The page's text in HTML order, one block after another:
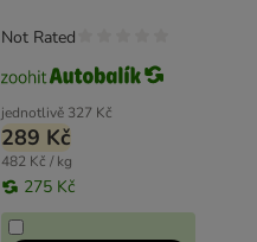
jednotlivě 327 Kč
289 Kč
482 Kč / kg
275 Kč
Not Rated